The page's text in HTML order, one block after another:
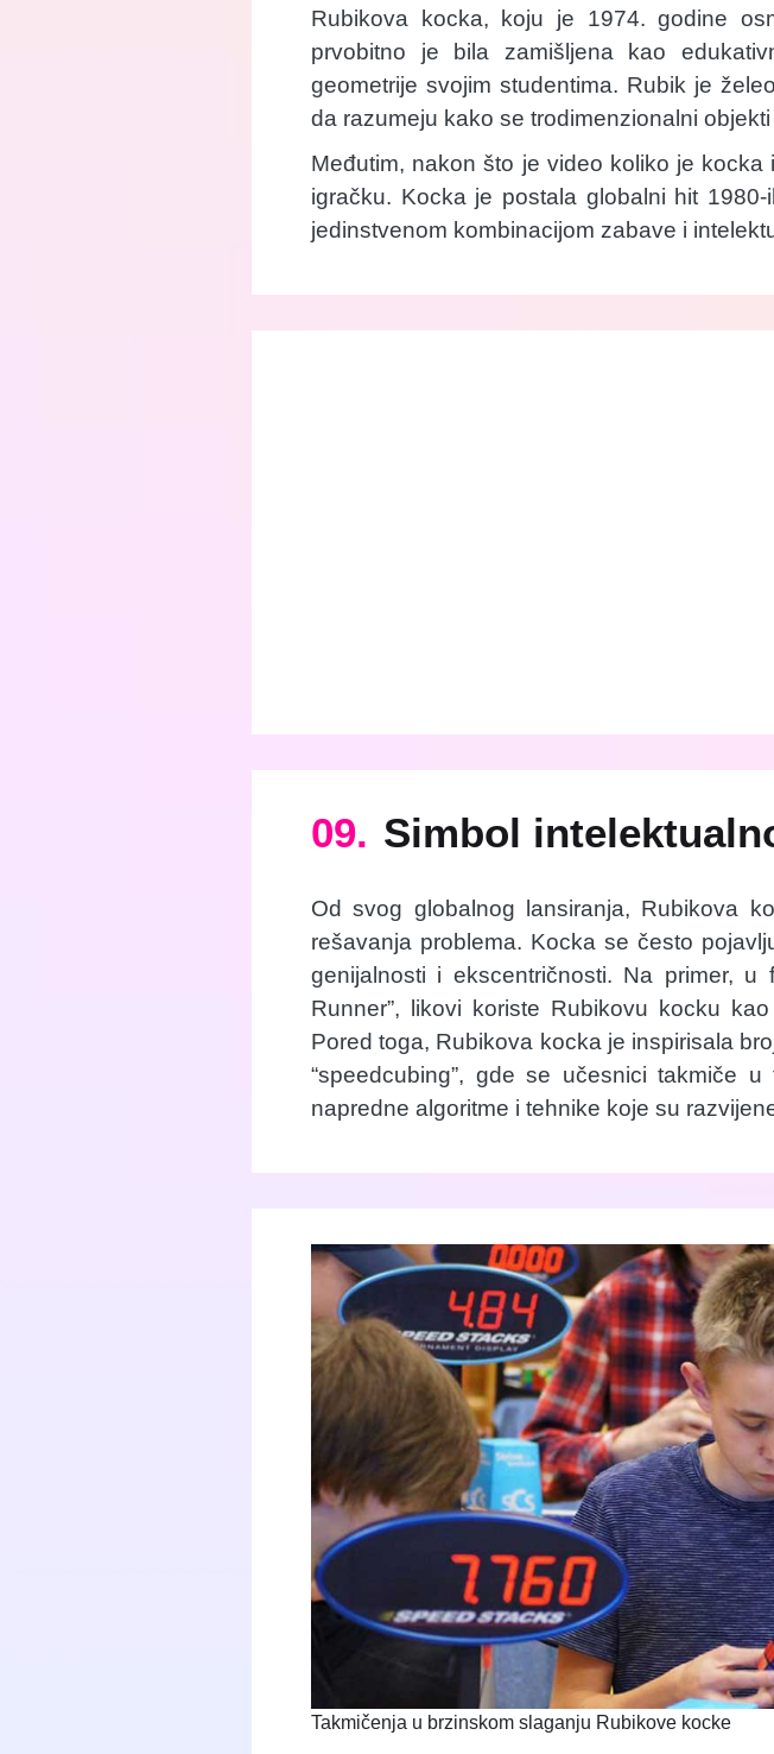
Rubikova kocka, koju je 1974. godine
prvobitno je bila zamišljena kao
geometrije svojim studentima. Rubik je
da razumeju kako se trodimenzionalni
Međutim, nakon što je video koliko je
igračku. Kocka je postala globalni hit
jedinstvenom kombinacijom zabave i
09. Simbol
Od svog globalnog lansiranja, Rubikova
rešavanja problema. Kocka se često
genijalnosti i ekscentričnosti. Na primer, u
Runner”, likovi koriste Rubikovu kocku
Pored toga, Rubikova kocka je inspirisala
“speedcubing”, gde se učesnici takmiče
napredne algoritme i tehnike koje su
Takmičenja u brzinskom slaganju Rubikove kocke